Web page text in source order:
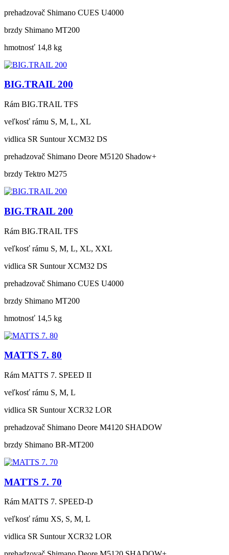
prehadzovač Shimano CUES U4000
brzdy Shimano MT200
hmotnosť 14,8 kg
BIG.TRAIL 200
Rám BIG.TRAIL TFS
veľkosť rámu S, M, L, XL
vidlica SR Suntour XCM32 DS
prehadzovač Shimano Deore M5120 Shadow+
brzdy Tektro M275
BIG.TRAIL 200
Rám BIG.TRAIL TFS
veľkosť rámu S, M, L, XL, XXL
vidlica SR Suntour XCM32 DS
prehadzovač Shimano CUES U4000
brzdy Shimano MT200
hmotnosť 14,5 kg
MATTS 7. 80
Rám MATTS 7. SPEED II
veľkosť rámu S, M, L
vidlica SR Suntour XCR32 LOR
prehadzovač Shimano Deore M4120 SHADOW
brzdy Shimano BR-MT200
MATTS 7. 70
Rám MATTS 7. SPEED-D
veľkosť rámu XS, S, M, L
vidlica SR Suntour XCR32 LOR